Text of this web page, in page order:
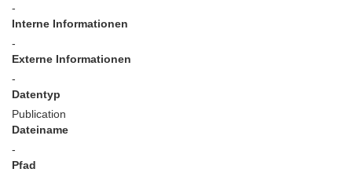
-
Interne Informationen
-
Externe Informationen
-
Datentyp
Publication
Dateiname
-
Pfad